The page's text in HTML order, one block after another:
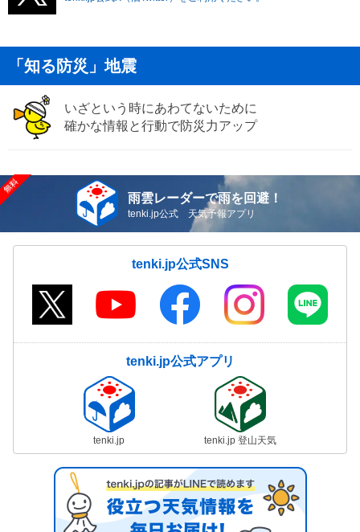
「知る防災」地震
いざという時にあわてないために
確かな情報と行動で防災力アップ
雨雲レーダーで雨を回避！
tenki.jp公式 天気予報アプリ
tenki.jp公式SNS
tenki.jp公式アプリ
tenki.jp tenki.jp 登山天気